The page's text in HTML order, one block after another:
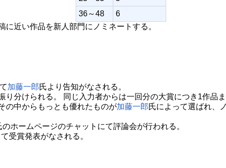
36～48
6
近い作品を新人部門にノミネートする。
加藤一郎氏より告知がなされる。
り分けられる。 同じ入力者からは一回分の大賞につき1作品
の中からもっとも優れたものが加藤一郎氏によって選ばれ、
のホームページのチャットにて評論会が行われる。
受賞発表がなされる。